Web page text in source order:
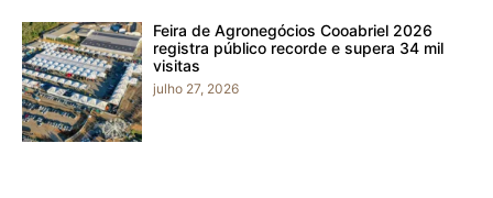
Feira de Agronegócios Cooabriel 2026
registra público recorde e supera 34 mil
visitas
julho 27, 2026